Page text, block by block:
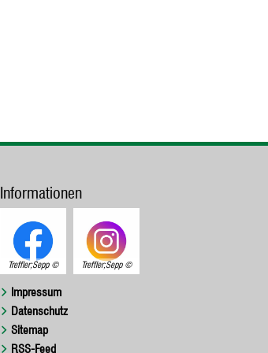
Informationen
Treffler;Sepp Treffler;Sepp
Impressum
Datenschutz
Sitemap
RSS-Feed